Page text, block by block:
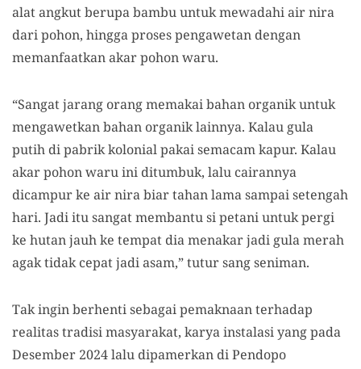
alat angkut berupa bambu untuk mewadahi air nira
dari pohon, hingga proses pengawetan dengan
memanfaatkan akar pohon waru.
“Sangat jarang orang memakai bahan organik untuk
mengawetkan bahan organik lainnya. Kalau gula
putih di pabrik kolonial pakai semacam kapur. Kalau
akar pohon waru ini ditumbuk, lalu cairannya
dicampur ke air nira biar tahan lama sampai setengah
hari. Jadi itu sangat membantu si petani untuk pergi
ke hutan jauh ke tempat dia menakar jadi gula merah
agak tidak cepat jadi asam,” tutur sang seniman.
Tak ingin berhenti sebagai pemaknaan terhadap
realitas tradisi masyarakat, karya instalasi yang pada
Desember 2024 lalu dipamerkan di Pendopo